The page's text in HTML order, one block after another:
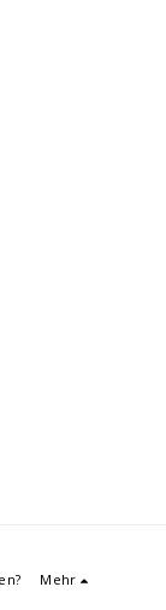
Mehr